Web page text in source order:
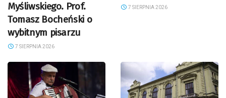
Myśliwskiego. Prof.
Tomasz Bocheński o
wybitnym pisarzu
7 SIERPNIA 2026
7 SIERPNIA 2026